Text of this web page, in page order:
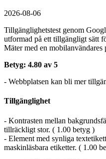
2026-08-06
Tillgänglighetstest genom
utformad på ett tillgängligt sätt
Mäter med en mobil­användares
Betyg: 4.80 av 5
- Webbplatsen kan bli mer
Tillgänglighet
- Kontrasten mellan
tillräckligt stor. ( 1.00 betyg )
- Element med synliga
maskinläsbara etiketter. ( 1.00